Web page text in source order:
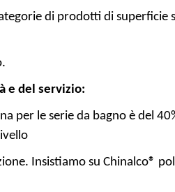
di prodotti di superficie
e del servizio:
per le serie da bagno è del
Insistiamo su Chinalco®